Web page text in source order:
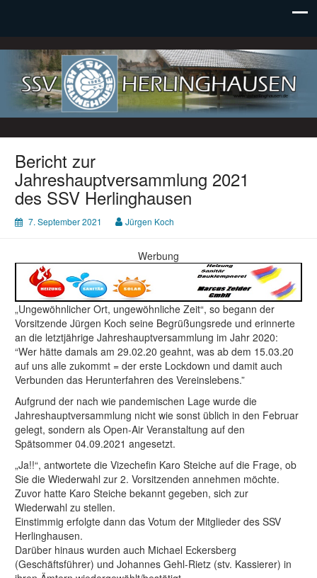
SSV Herlinghausen e. V.
Bericht zur
Jahreshauptversammlung 2021
des SSV Herlinghausen
7. September 2021 Jürgen Koch
Werbung
„Ungewöhnlicher Ort, ungewöhnliche Zeit“, so begann der
Vorsitzende Jürgen Koch seine Begrüßungsrede und erinnerte
an die letztjährige Jahreshauptversammlung im Jahr 2020:
“Wer hätte damals am 29.02.20 geahnt, was ab dem 15.03.20
auf uns alle zukommt = der erste Lockdown und damit auch
Verbunden das Herunterfahren des Vereinslebens.”
Aufgrund der nach wie pandemischen Lage wurde die
Jahreshauptversammlung nicht wie sonst üblich in den Februar
gelegt, sondern als Open-Air Veranstaltung auf den
Spätsommer 04.09.2021 angesetzt.
„Ja!!“, antwortete die Vizechefin Karo Steiche auf die Frage, ob
Sie die Wiederwahl zur 2. Vorsitzenden annehmen möchte.
Zuvor hatte Karo Steiche bekannt gegeben, sich zur
Wiederwahl zu stellen.
Einstimmig erfolgte dann das Votum der Mitglieder des SSV
Herlinghausen.
Darüber hinaus wurden auch Michael Eckersberg
(Geschäftsführer) und Johannes Gehl-Rietz (stv. Kassierer) in